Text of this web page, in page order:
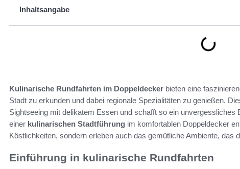
Inhaltsangabe
Kulinarische Rundfahrten im Doppeldecker bieten eine
Stadt zu erkunden und dabei regionale Spezialitäten zu genießen.
Sightseeing mit delikatem Essen und schafft so ein unvergessliches
einer kulinarischen Stadtführung im komfortablen Doppeldecker
Köstlichkeiten, sondern erleben auch das gemütliche Ambiente, das
Einführung in kulinarische Rundfahrten